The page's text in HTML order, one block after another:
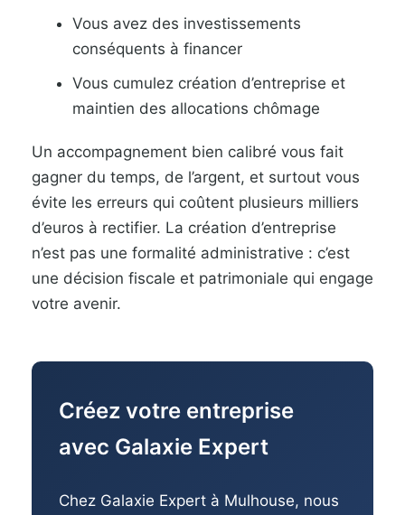
Vous avez des investissements
conséquents à financer
Vous cumulez création d’entreprise et
maintien des allocations chômage
Un accompagnement bien calibré vous fait
gagner du temps, de l’argent, et surtout vous
évite les erreurs qui coûtent plusieurs milliers
d’euros à rectifier. La création d’entreprise
n’est pas une formalité administrative : c’est
une décision fiscale et patrimoniale qui engage
votre avenir.
Créez votre entreprise
avec Galaxie Expert
Chez Galaxie Expert à Mulhouse, nous